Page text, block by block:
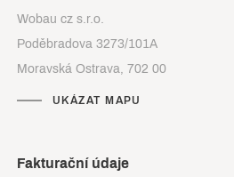
Wobau cz s.r.o.
Poděbradova 3273/101A
Moravská Ostrava, 702 00
UKÁZAT MAPU
Fakturační údaje